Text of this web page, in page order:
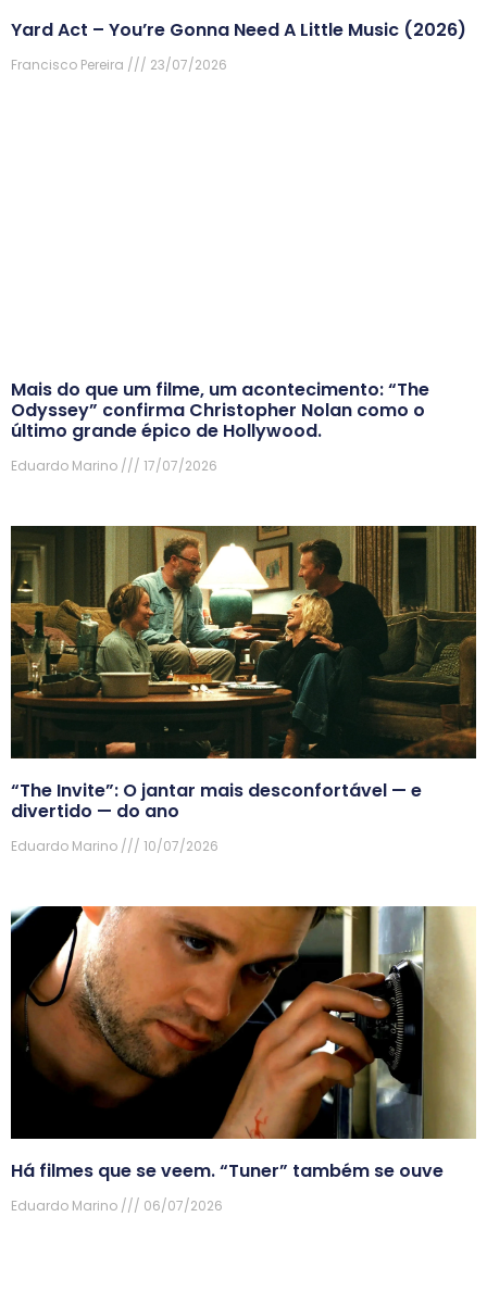
Yard Act – You’re Gonna Need A Little Music (2026)
Francisco Pereira 23/07/2026
Mais do que um filme, um acontecimento: “The
Odyssey” confirma Christopher Nolan como o
último grande épico de Hollywood.
Eduardo Marino 17/07/2026
“The Invite”: O jantar mais desconfortável — e
divertido — do ano
Eduardo Marino 10/07/2026
Há filmes que se veem. “Tuner” também se ouve
Eduardo Marino 06/07/2026